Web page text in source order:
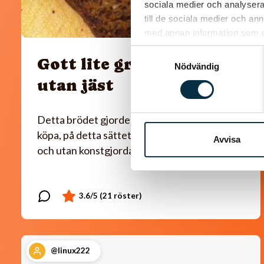
sociala medier och
till de sociala medier och
med annan information som
Nödvändig
Avvisa
Gott lite grovt bröd
utan jäst
Detta brödet gjorde jag i dag i stället för att
köpa, på detta sättet är det både nyttigare
och utan konstgjorda tillsatser. Tyckte själv…
@linux222